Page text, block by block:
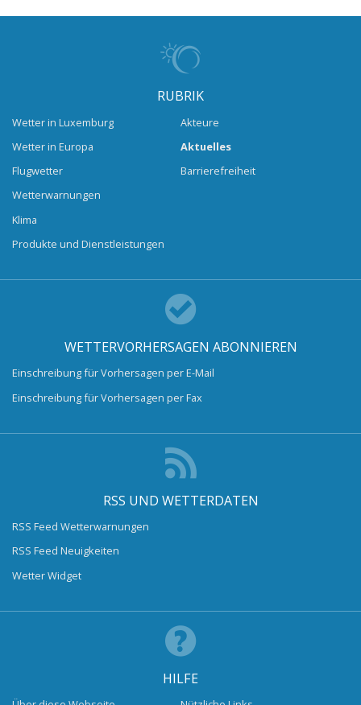
RUBRIK
Wetter in Luxemburg
Wetter in Europa
Flugwetter
Wetterwarnungen
Klima
Produkte und Dienstleistungen
Akteure
Aktuelles
Barrierefreiheit
WETTERVORHERSAGEN ABONNIEREN
Einschreibung für Vorhersagen per E-Mail
Einschreibung für Vorhersagen per Fax
RSS UND WETTERDATEN
RSS Feed Wetterwarnungen
RSS Feed Neuigkeiten
Wetter Widget
HILFE